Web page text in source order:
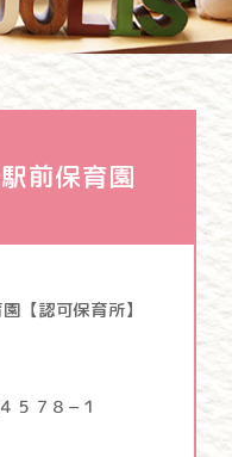
前保育園
【認可保育所】
５７８−１